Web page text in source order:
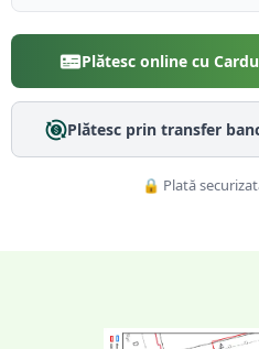
Plătesc online cu
Plătesc prin transfer
🔒 Plată